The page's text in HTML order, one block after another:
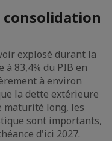
consolidation
explosé durant la
83,4% du PIB en
à environ
la dette extérieure
maturité long, les
sont importants,
d'ici 2027.